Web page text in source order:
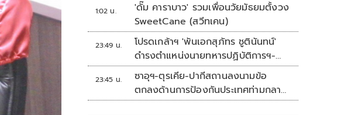
1:02 น.
'ดั๊ม คาราบาว' รวมเพื่อนวัยมัธยมตั้งวง
SweetCane (สวีทเคน)
23:49 น.
โปรดเกล้าฯ 'พันเอกสุภัทร ชูตินันทน์'
ดำรงตำแหน่งนายทหารปฏิบัติการฯ-
พระราชทานยศ 'พลตรี'
23:45 น.
ซาอุฯ-ตุรเคีย-ปากีสถานลงนามข้อ
ตกลงด้านการป้องกันประเทศท่ามกลาง
สงครามในภูมิภาค